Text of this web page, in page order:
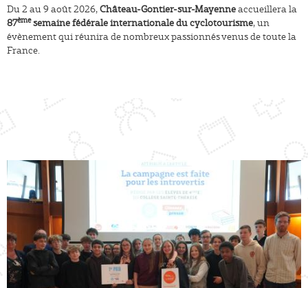
Du 2 au 9 août 2026,Château-Gontier-sur-Mayenneaccueillera la
87èmesemaine fédérale internationale du cyclotourisme, un
évènement qui réunira de nombreux passionnés venus de toute la
France.